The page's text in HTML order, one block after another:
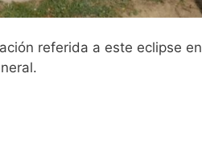
referida a este eclipse en